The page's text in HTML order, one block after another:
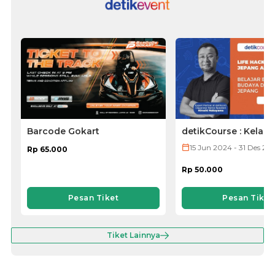
Barcode Gokart
Rp 65.000
Pesan Tiket
detikCourse : Kelas
Jepang (VOD ONLY)
15 Jun 2024 - 31 Des
Rp 50.000
Pesan Tiket
Tiket Lainnya